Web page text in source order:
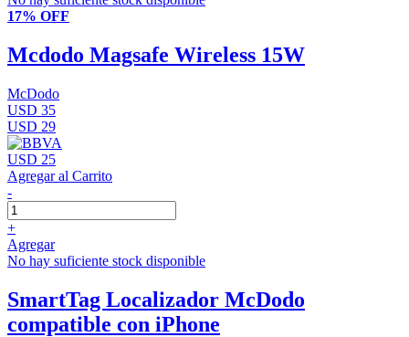
17% OFF
Mcdodo Magsafe Wireless 15W
McDodo
USD 35
USD 29
USD 25
Agregar al Carrito
-
+
Agregar
No hay suficiente stock disponible
SmartTag Localizador McDodo
compatible con iPhone